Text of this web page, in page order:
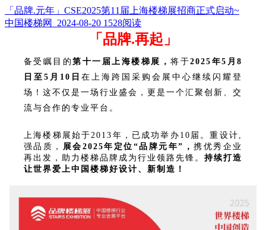
「品牌.元年」CSE2025第11届上海楼梯展招商正式启动~
中国楼梯网 2024-08-20 1528阅读
「品牌.再起」
备受瞩目的第十一届上海楼梯展，将于2025年5月8
日至5月10日 在 上海跨国采购会展中心 继续闪耀登
场！这不仅是一场行业盛会，更是一个汇聚创新、交
流与合作的专业平台。
上海楼梯展始于2013年，已成功举办10届。重设计,
强品质， 展会2025年定位“品牌元年”，携优秀企业
再出发，助力楼梯品牌成为行业领路先锋。 持续打造
让世界爱上中国楼梯好设计、新制造！